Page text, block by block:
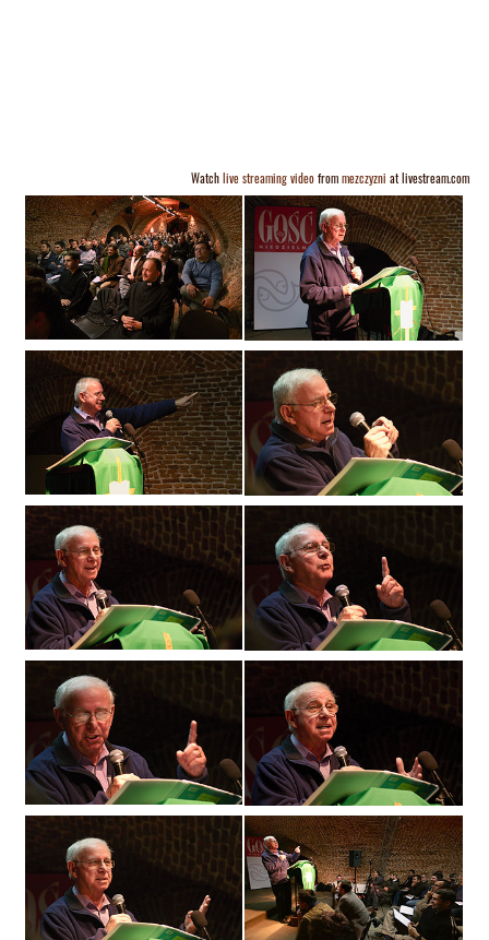
Watchlive streaming videofrommezczyzni at livestream.com